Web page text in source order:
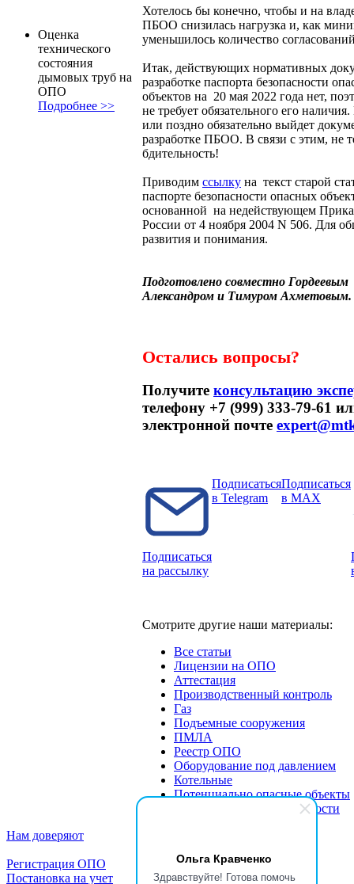
Ольга Кравченко
Здравствуйте! Готова помочь
Оценка
технического
состояния
дымовых труб на
ОПО
Подробнее >>
Хотелось бы конечно, чтобы и на
ПБОО снизилась нагрузка и, как
уменьшилось количество
Итак, действующих нормативных
разработке паспорта безопасности
объектов на 20 мая 2022 года нет,
не требует обязательного его
или поздно обязательно выйдет
разработке ПБОО. В связи с этим, не
бдительность!
Приводим ссылку на текст старой
паспорте безопасности опасных
основанной на недействующем
России от 4 ноября 2004 N 506. Для
развития и понимания.
Подготовлено совместно Гордеевым
Александром и Тимуром Ахметовым.
Остались вопросы?
Получите консультацию
телефону +7 (999) 333-79-61
электронной почте
Подписаться
на рассылку
Подписаться
в Telegram
Подписаться
в MAX
Смотрите другие наши материалы:
Все статьи
Лицензии на ОПО
Аттестация
Производственный контроль
Газ
Подъемные сооружения
ПМЛА
Реестр ОПО
Оборудование под давлением
Котельные
Потенциально опасные объекты
Экспертиза промбезопасности
Нам доверяют
Регистрация ОПО
Постановка на учет